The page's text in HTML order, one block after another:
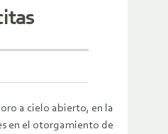
a cielo abierto, en la
en el otorgamiento de